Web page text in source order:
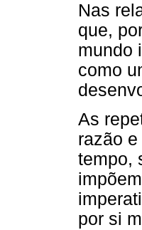
Nas
que,
mundo
como
As
razão
tempo,
por si